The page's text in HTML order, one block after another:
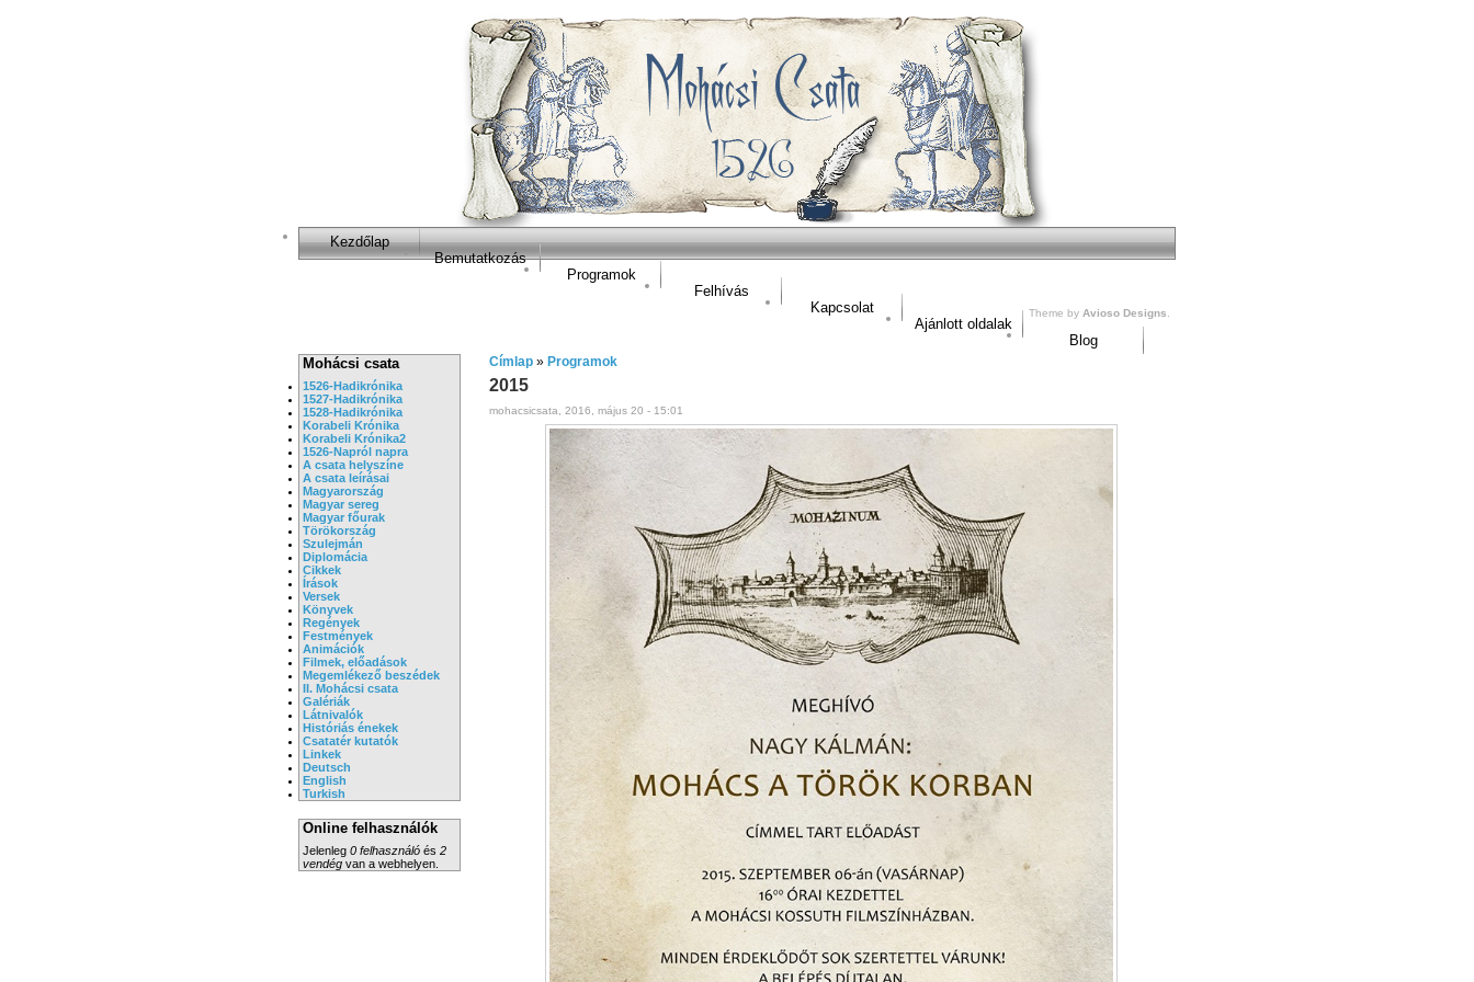
Kezdőlap
Bemutatkozás
Programok
Felhívás
Kapcsolat
Ajánlott oldalak
Blog
Mohácsi csata
1526-Hadikrónika
1527-Hadikrónika
1528-Hadikrónika
Korabeli Krónika
Korabeli Krónika2
1526-Napról napra
A csata helyszíne
A csata leírásai
Magyarország
Magyar sereg
Magyar főurak
Törökország
Szulejmán
Diplomácia
Cikkek
Írások
Versek
Könyvek
Regények
Festmények
Animációk
Filmek, előadások
Megemlékező beszédek
II. Mohácsi csata
Galériák
Látnivalók
Históriás énekek
Csatatér kutatók
Linkek
Deutsch
English
Turkish
Online felhasználók
Jelenleg 0 felhasználó és 2
vendég van a webhelyen.
Címlap » Programok
2015
mohacsicsata, 2016, május 20 - 15:01
Theme by Avioso Designs